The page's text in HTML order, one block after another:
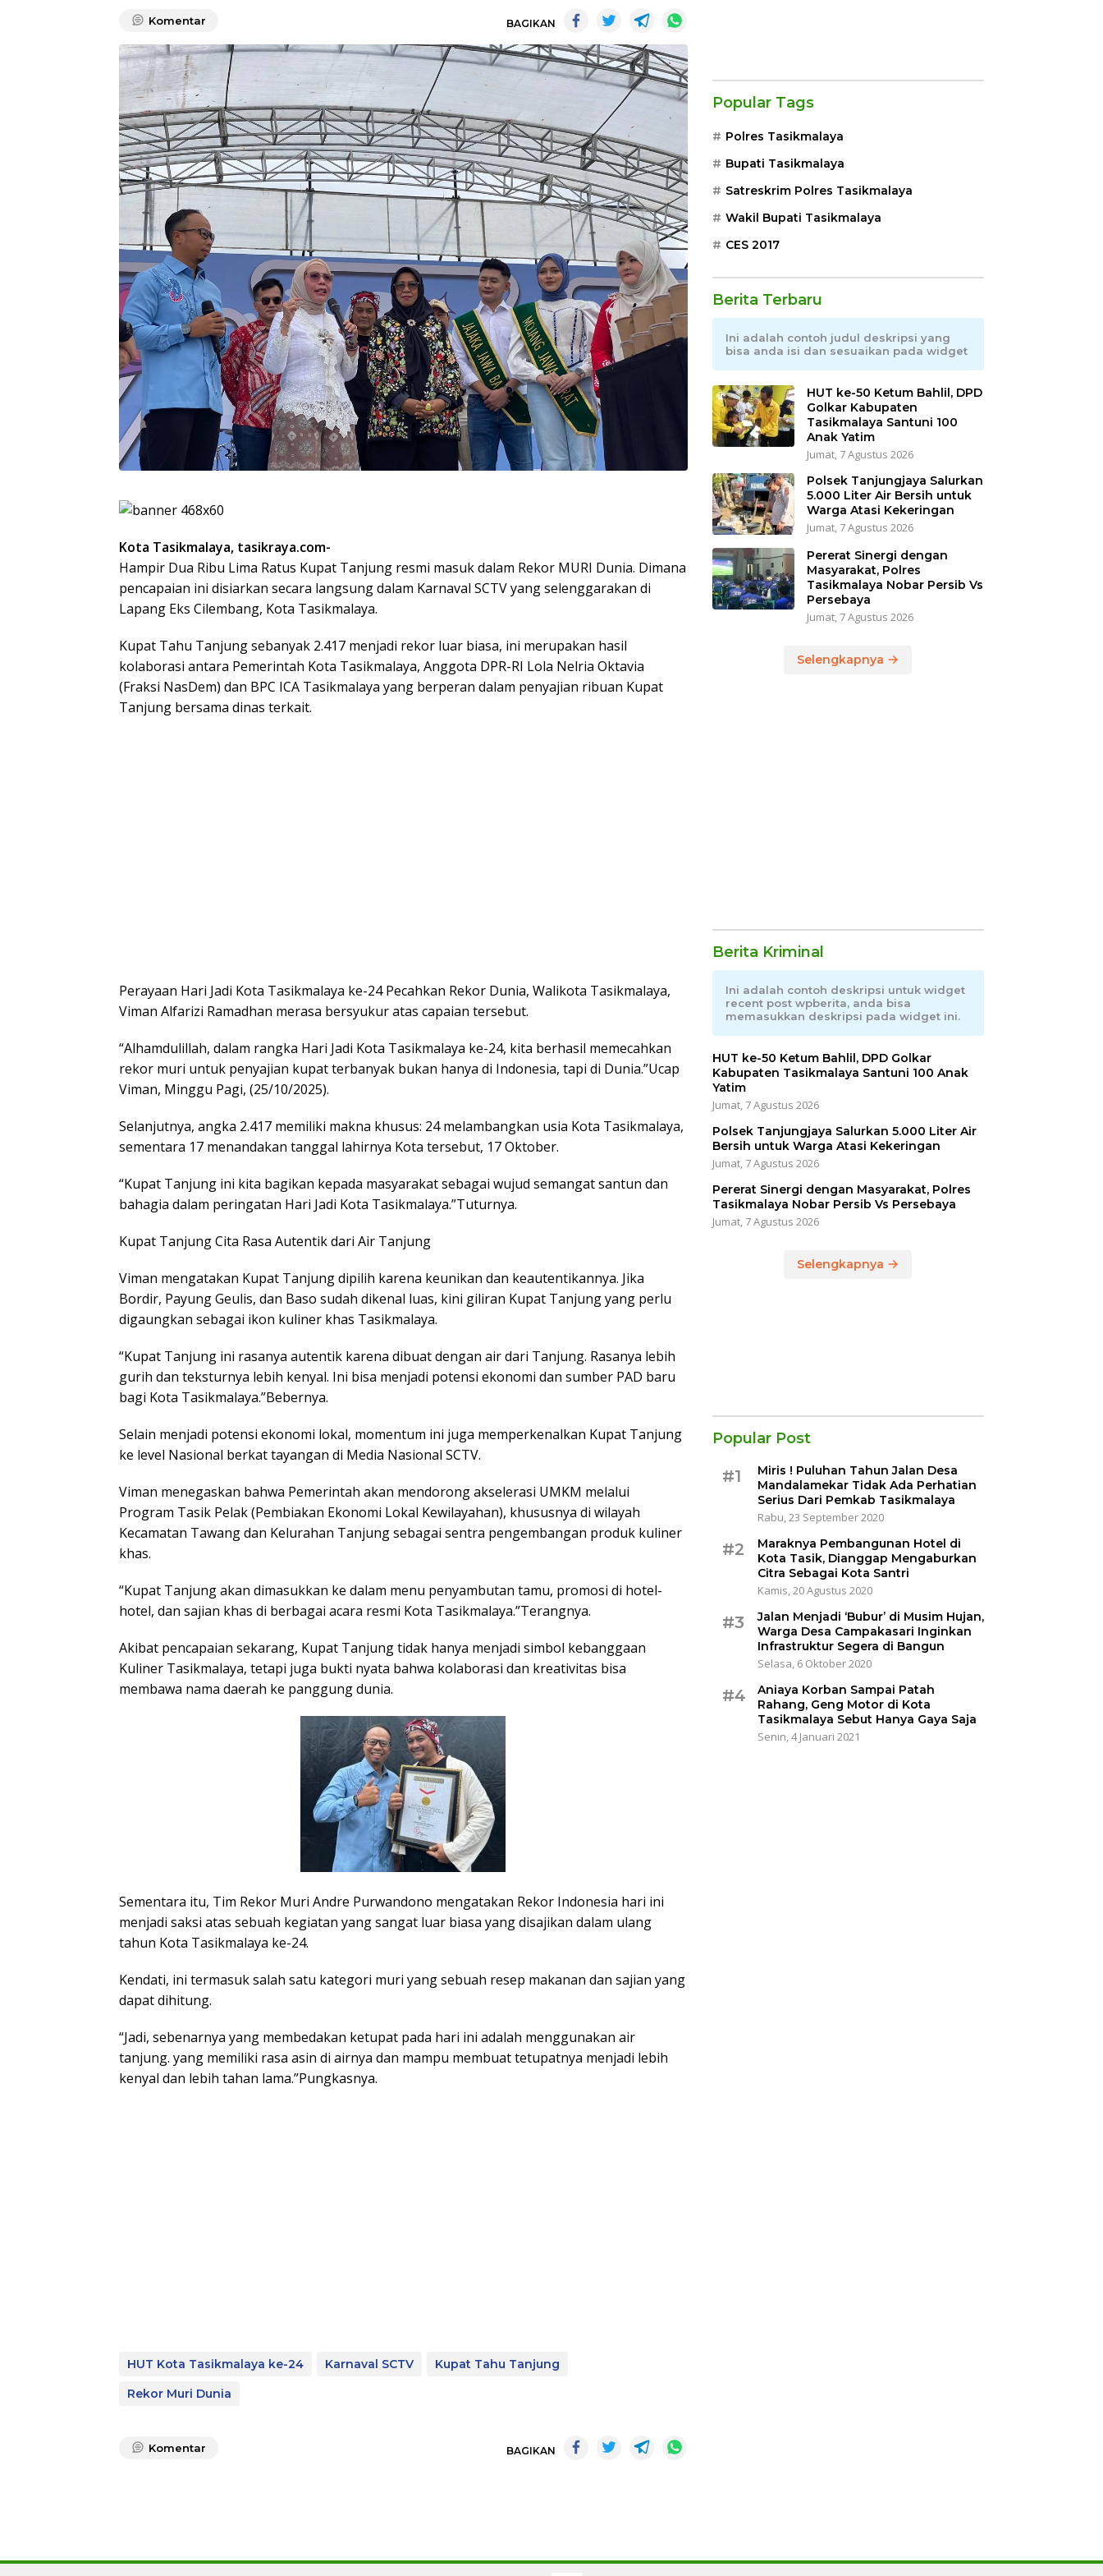
Komentar BAGIKAN
Kota Tasikmalaya, tasikraya.com-
Hampir Dua Ribu Lima Ratus Kupat Tanjung resmi masuk dalam Rekor MURI Dunia. Dimana
pencapaian ini disiarkan secara langsung dalam Karnaval SCTV yang selenggarakan di
Lapang Eks Cilembang, Kota Tasikmalaya.
Kupat Tahu Tanjung sebanyak 2.417 menjadi rekor luar biasa, ini merupakan hasil
kolaborasi antara Pemerintah Kota Tasikmalaya, Anggota DPR-RI Lola Nelria Oktavia
(Fraksi NasDem) dan BPC ICA Tasikmalaya yang berperan dalam penyajian ribuan Kupat
Tanjung bersama dinas terkait.
Perayaan Hari Jadi Kota Tasikmalaya ke-24 Pecahkan Rekor Dunia, Walikota Tasikmalaya,
Viman Alfarizi Ramadhan merasa bersyukur atas capaian tersebut.
“Alhamdulillah, dalam rangka Hari Jadi Kota Tasikmalaya ke-24, kita berhasil memecahkan
rekor muri untuk penyajian kupat terbanyak bukan hanya di Indonesia, tapi di Dunia.”Ucap
Viman, Minggu Pagi, (25/10/2025).
Selanjutnya, angka 2.417 memiliki makna khusus: 24 melambangkan usia Kota Tasikmalaya,
sementara 17 menandakan tanggal lahirnya Kota tersebut, 17 Oktober.
“Kupat Tanjung ini kita bagikan kepada masyarakat sebagai wujud semangat santun dan
bahagia dalam peringatan Hari Jadi Kota Tasikmalaya.”Tuturnya.
Kupat Tanjung Cita Rasa Autentik dari Air Tanjung
Viman mengatakan Kupat Tanjung dipilih karena keunikan dan keautentikannya. Jika
Bordir, Payung Geulis, dan Baso sudah dikenal luas, kini giliran Kupat Tanjung yang perlu
digaungkan sebagai ikon kuliner khas Tasikmalaya.
“Kupat Tanjung ini rasanya autentik karena dibuat dengan air dari Tanjung. Rasanya lebih
gurih dan teksturnya lebih kenyal. Ini bisa menjadi potensi ekonomi dan sumber PAD baru
bagi Kota Tasikmalaya.”Bebernya.
Selain menjadi potensi ekonomi lokal, momentum ini juga memperkenalkan Kupat Tanjung
ke level Nasional berkat tayangan di Media Nasional SCTV.
Viman menegaskan bahwa Pemerintah akan mendorong akselerasi UMKM melalui
Program Tasik Pelak (Pembiakan Ekonomi Lokal Kewilayahan), khususnya di wilayah
Kecamatan Tawang dan Kelurahan Tanjung sebagai sentra pengembangan produk kuliner
khas.
“Kupat Tanjung akan dimasukkan ke dalam menu penyambutan tamu, promosi di hotel-
hotel, dan sajian khas di berbagai acara resmi Kota Tasikmalaya.”Terangnya.
Akibat pencapaian sekarang, Kupat Tanjung tidak hanya menjadi simbol kebanggaan
Kuliner Tasikmalaya, tetapi juga bukti nyata bahwa kolaborasi dan kreativitas bisa
membawa nama daerah ke panggung dunia.
Sementara itu, Tim Rekor Muri Andre Purwandono mengatakan Rekor Indonesia hari ini
menjadi saksi atas sebuah kegiatan yang sangat luar biasa yang disajikan dalam ulang
tahun Kota Tasikmalaya ke-24.
Kendati, ini termasuk salah satu kategori muri yang sebuah resep makanan dan sajian yang
dapat dihitung.
“Jadi, sebenarnya yang membedakan ketupat pada hari ini adalah menggunakan air
tanjung. yang memiliki rasa asin di airnya dan mampu membuat tetupatnya menjadi lebih
kenyal dan lebih tahan lama.”Pungkasnya.
HUT Kota Tasikmalaya ke-24 Karnaval SCTV
Kupat Tahu Tanjung
Rekor Muri Dunia
Komentar BAGIKAN
Popular Tags
Polres Tasikmalaya
Bupati Tasikmalaya
Satreskrim Polres Tasikmalaya
Wakil Bupati Tasikmalaya
CES 2017
Berita Terbaru
Ini adalah contoh judul deskripsi yang
bisa anda isi dan sesuaikan pada widget
HUT ke-50 Ketum Bahlil, DPD
Golkar Kabupaten
Tasikmalaya Santuni 100
Anak Yatim
Jumat, 7 Agustus 2026
Polsek Tanjungjaya Salurkan
5.000 Liter Air Bersih untuk
Warga Atasi Kekeringan
Jumat, 7 Agustus 2026
Pererat Sinergi dengan
Masyarakat, Polres
Tasikmalaya Nobar Persib Vs
Persebaya
Jumat, 7 Agustus 2026
Selengkapnya
Berita Kriminal
Ini adalah contoh deskripsi untuk widget
recent post wpberita, anda bisa
memasukkan deskripsi pada widget ini.
HUT ke-50 Ketum Bahlil, DPD Golkar
Kabupaten Tasikmalaya Santuni 100 Anak
Yatim
Jumat, 7 Agustus 2026
Polsek Tanjungjaya Salurkan 5.000 Liter Air
Bersih untuk Warga Atasi Kekeringan
Jumat, 7 Agustus 2026
Pererat Sinergi dengan Masyarakat, Polres
Tasikmalaya Nobar Persib Vs Persebaya
Jumat, 7 Agustus 2026
Selengkapnya
Popular Post
#1
Miris ! Puluhan Tahun Jalan Desa
Mandalamekar Tidak Ada Perhatian
Serius Dari Pemkab Tasikmalaya
Rabu, 23 September 2020
#2
Maraknya Pembangunan Hotel di
Kota Tasik, Dianggap Mengaburkan
Citra Sebagai Kota Santri
Kamis, 20 Agustus 2020
#3
Jalan Menjadi ‘Bubur’ di Musim Hujan,
Warga Desa Campakasari Inginkan
Infrastruktur Segera di Bangun
Selasa, 6 Oktober 2020
#4
Aniaya Korban Sampai Patah
Rahang, Geng Motor di Kota
Tasikmalaya Sebut Hanya Gaya Saja
Senin, 4 Januari 2021